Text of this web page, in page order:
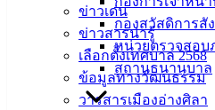
ข่าวเด่น
ข่าวสารน่ารู้
เลือกตั้งเทศบาล 2568
ข้อมูลทางวัฒนธรรม
วารสารเมืองอ่างศิลา
กองสวัสดิการสั
หน่วยตรวจสอบ
สถานธนานุบาล
ประกาศผู้ชนะ-ซื้อโต๊ะเก้าอี้สแตนเลส ดา
เทศบาลเมืองอ่างศิลา